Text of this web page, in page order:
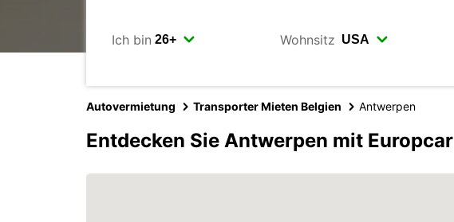
Ich bin Wohnsitz
Autovermietung Transporter Mieten Belgien Antwerpen
Entdecken Sie Antwerpen mit Europcar